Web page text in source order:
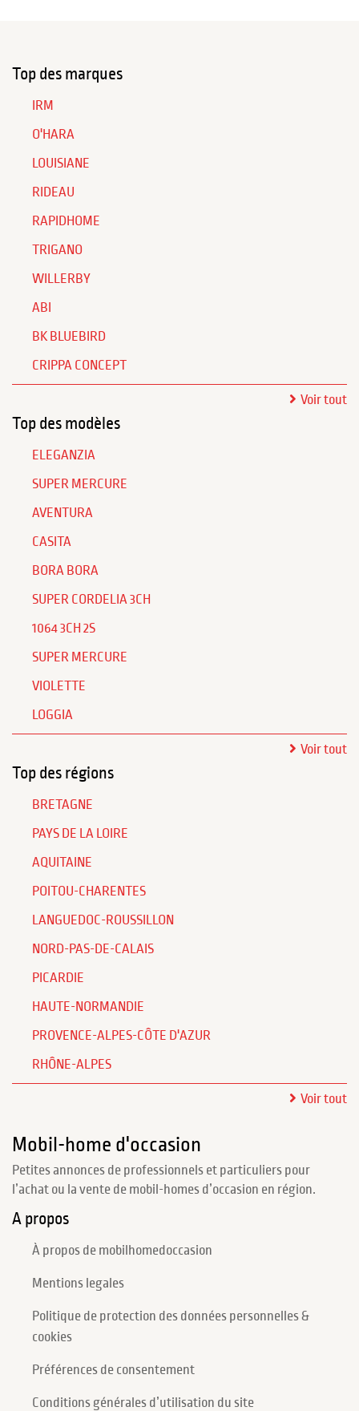
Top des marques
IRM
O'HARA
LOUISIANE
RIDEAU
RAPIDHOME
TRIGANO
WILLERBY
ABI
BK BLUEBIRD
CRIPPA CONCEPT
Voir tout
Top des modèles
ELEGANZIA
SUPER MERCURE
AVENTURA
CASITA
BORA BORA
SUPER CORDELIA 3CH
1064 3CH 2S
SUPER MERCURE
VIOLETTE
LOGGIA
Voir tout
Top des régions
BRETAGNE
PAYS DE LA LOIRE
AQUITAINE
POITOU-CHARENTES
LANGUEDOC-ROUSSILLON
NORD-PAS-DE-CALAIS
PICARDIE
HAUTE-NORMANDIE
PROVENCE-ALPES-CÔTE D'AZUR
RHÔNE-ALPES
Voir tout
Mobil-home d'occasion
Petites annonces de professionnels et particuliers pour
l’achat ou la vente de mobil-homes d’occasion en région.
A propos
À propos de mobilhomedoccasion
Mentions legales
Politique de protection des données personnelles &
cookies
Préférences de consentement
Conditions générales d’utilisation du site